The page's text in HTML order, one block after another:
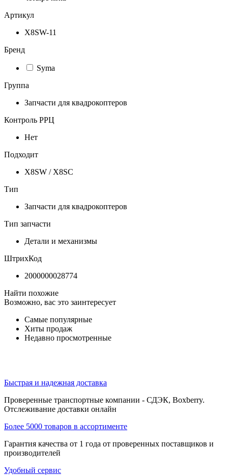
Артикул
X8SW-11
Бренд
Syma
Группа
Запчасти для квадрокоптеров
Контроль РРЦ
Нет
Подходит
X8SW / X8SC
Тип
Запчасти для квадрокоптеров
Тип запчасти
Детали и механизмы
ШтрихКод
2000000028774
Найти похожие
Возможно, вас это заинтересует
Самые популярные
Хиты продаж
Недавно просмотренные
Быстрая и надежная доставка
Проверенные транспортные компании - СДЭК, Boxberry.
Отслеживание доставки онлайн
Более 5000 товаров в ассортименте
Гарантия качества от 1 года от проверенных поставщиков и
производителей
Удобный сервис